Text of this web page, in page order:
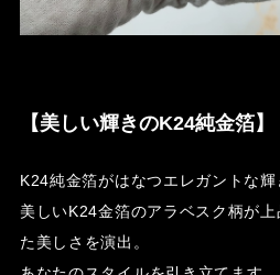
【美しい輝きのK24純金箔】
K24純金箔がはなつエレガントな輝
美しいK24金箔のアラベスク柄が
た美しさを演出。